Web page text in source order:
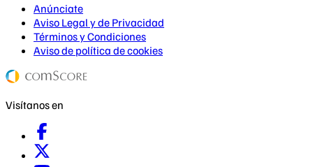
Anúnciate
Aviso Legal y de Privacidad
Términos y Condiciones
Aviso de política de cookies
Visítanos en